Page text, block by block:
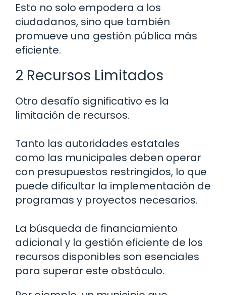
Esto no solo empodera a los
ciudadanos, sino que también
promueve una gestión pública más
eficiente.
2 Recursos Limitados
Otro desafío significativo es la
limitación de recursos.
Tanto las autoridades estatales
como las municipales deben operar
con presupuestos restringidos, lo que
puede dificultar la implementación de
programas y proyectos necesarios.
La búsqueda de financiamiento
adicional y la gestión eficiente de los
recursos disponibles son esenciales
para superar este obstáculo.